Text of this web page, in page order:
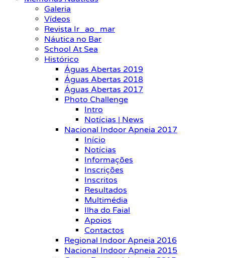
Galeria
Vídeos
Revista Ir_ao_mar
Náutica no Bar
School At Sea
Histórico
Águas Abertas 2019
Águas Abertas 2018
Águas Abertas 2017
Photo Challenge
Intro
Notícias | News
Nacional Indoor Apneia 2017
Início
Notícias
Informações
Inscrições
Inscritos
Resultados
Multimédia
Ilha do Faial
Apoios
Contactos
Regional Indoor Apneia 2016
Nacional Indoor Apneia 2015